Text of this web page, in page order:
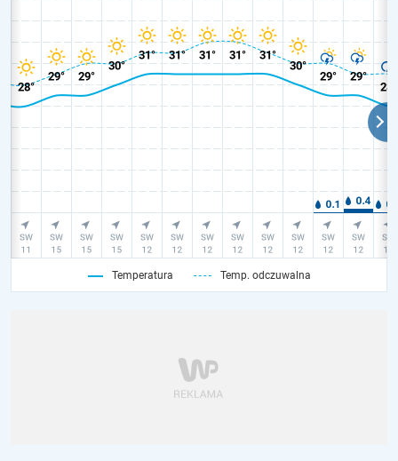
Temperatura Temp. odczuwalna